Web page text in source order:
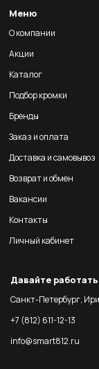
Меню
О компании
Акции
Каталог
Подбор кромки
Бренды
Заказ и оплата
Доставка и самовывоз
Возврат и обмен
Вакансии
Контакты
Личный кабинет
Давайте
Санкт-Петербург,
+7 (812) 611-12-13
info@smart812.ru